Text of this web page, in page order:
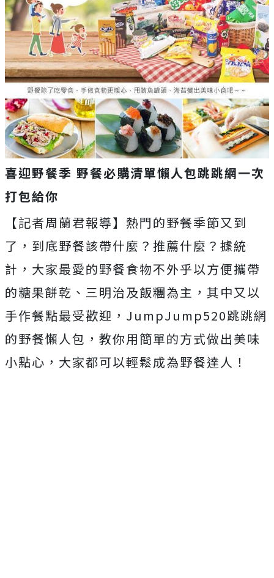
喜迎野餐季 野餐必購清單懶人包跳跳網一次
打包給你
【記者周蘭君報導】熱門的野餐季節又到
了，到底野餐該帶什麼？推薦什麼？據統
計，大家最愛的野餐食物不外乎以方便攜帶
的糖果餅乾、三明治及飯糰為主，其中又以
手作餐點最受歡迎，JumpJump520跳跳網
的野餐懶人包，教你用簡單的方式做出美味
小點心，大家都可以輕鬆成為野餐達人！